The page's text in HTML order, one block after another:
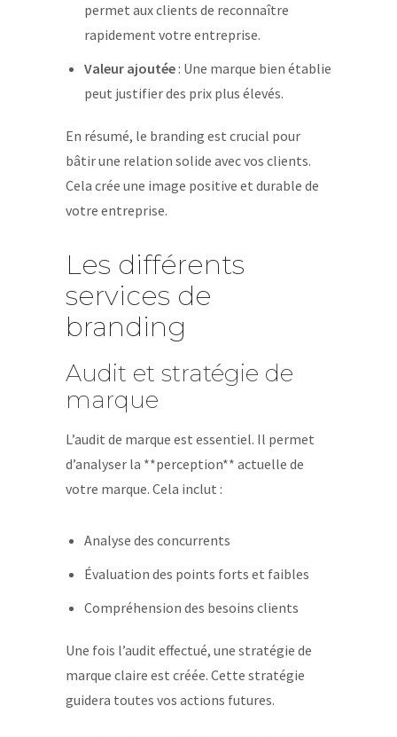
permet aux clients de reconnaître
rapidement votre entreprise.
Valeur ajoutée: Une marque bien établie
peut justifier des prix plus élevés.
En résumé, le branding est crucial pour
bâtir une relation solide avec vos clients.
Cela crée une image positive et durable de
votre entreprise.
Les différents
services de
branding
Audit et stratégie de
marque
L’audit de marque est essentiel. Il permet
d’analyser la **perception** actuelle de
votre marque. Cela inclut :
Analyse des concurrents
Évaluation des points forts et faibles
Compréhension des besoins clients
Une fois l’audit effectué, une stratégie de
marque claire est créée. Cette stratégie
guidera toutes vos actions futures.